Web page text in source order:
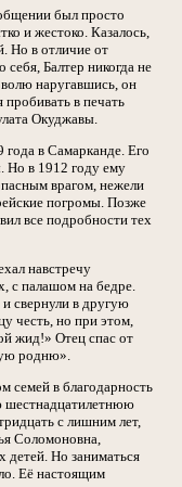
был просто
и жестоко. Казалось,
Но в отличие от
Балтер никогда не
наругавшись, он
в печать
Окуджавы.
в Самарканде. Его
Но в 1912 году ему
врагом, нежели
погромы. Позже
все подробности тех
навстречу
с палашом на бедре.
свернули в другую
честь, но при этом,
жид!» Отец спас от
родню».
семей в благодарность
шестнадцатилетнюю
с лишним лет,
Соломоновна,
детей. Но заниматься
Её настоящим